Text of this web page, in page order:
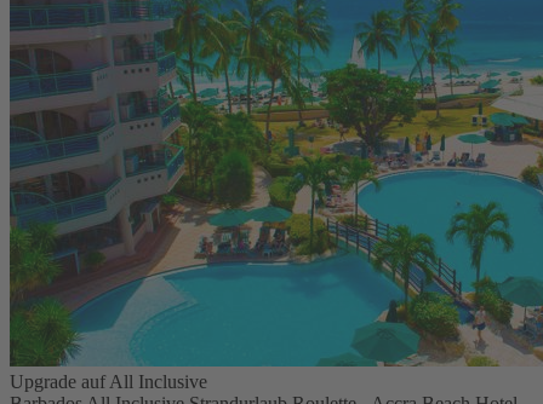
Upgrade auf All Inclusive